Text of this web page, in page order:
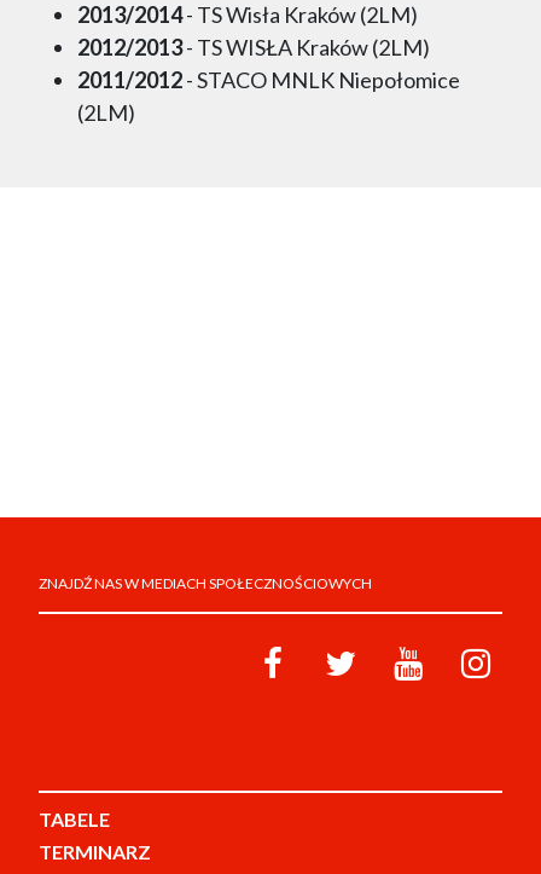
2013/2014- TS Wisła Kraków (2LM)
2012/2013- TS WISŁA Kraków (2LM)
2011/2012- STACO MNLK Niepołomice
(2LM)
ZNAJDŹ NAS W MEDIACH SPOŁECZNOŚCIOWYCH
TABELE
TERMINARZ